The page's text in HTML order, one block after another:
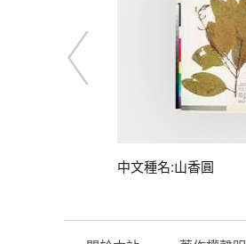
中文種名:山香圓